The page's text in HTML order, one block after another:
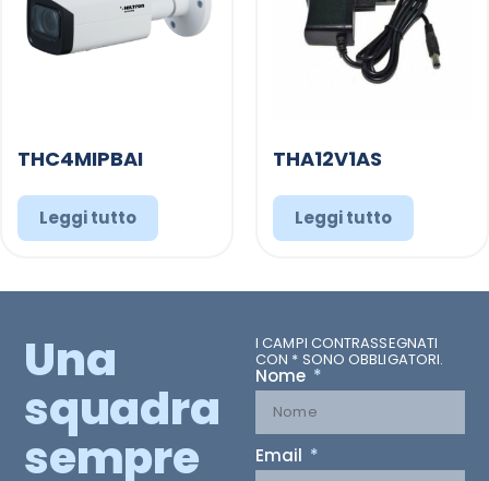
THC4MIPBAI
Leggi tutto
THA12V1AS
Leggi tutto
Una
squadra
sempre
I CAMPI CONTRASSEGNATI
CON * SONO OBBLIGATORI.
Nome
Email